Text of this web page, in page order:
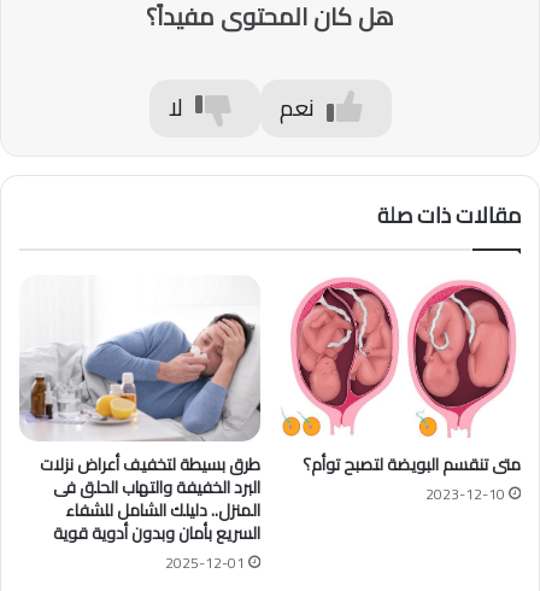
هل كان المحتوى مفيداً؟
نعم لا
مقالات ذات صلة
متى تنقسم البويضة لتصبح توأم؟
2023-12-10
طرق بسيطة لتخفيف أعراض نزلات
البرد الخفيفة والتهاب الحلق فى
المنزل.. دليلك الشامل للشفاء
السريع بأمان وبدون أدوية قوية
2025-12-01